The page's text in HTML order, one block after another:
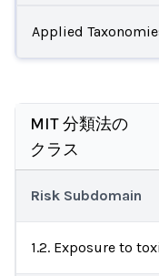
Applied
MIT 分類法の
クラス
Risk Subdomain
1.2. Exposure to